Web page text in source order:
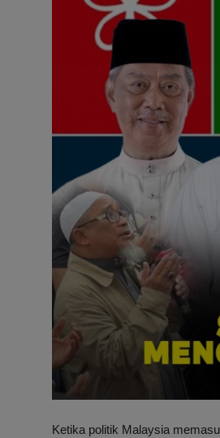
Ketika politik Malaysia